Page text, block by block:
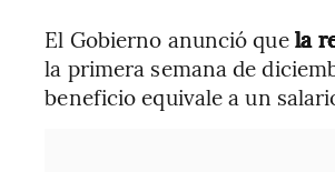
El Gobierno anunció quela
la primera semana de
beneficio equivale a un